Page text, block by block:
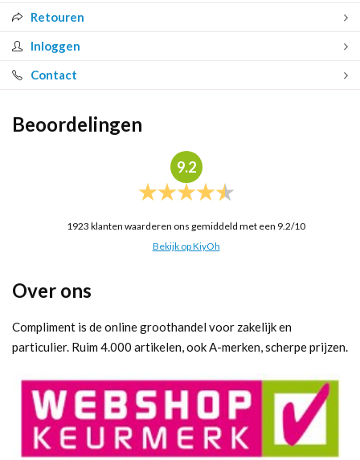
Retouren
Inloggen
Contact
Beoordelingen
9.2
1923 klanten waarderen ons gemiddeld met een 9.2/10
Bekijk op KiyOh
Over ons
Compliment is de online groothandel voor zakelijk en
particulier. Ruim 4.000 artikelen, ook A-merken, scherpe prijzen.